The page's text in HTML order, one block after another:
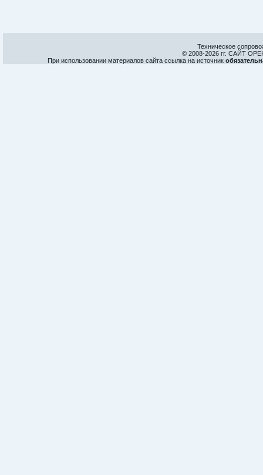
Техническое
© 2008-2026 гг. САЙТ
При использовании материалов сайта ссылка на источник